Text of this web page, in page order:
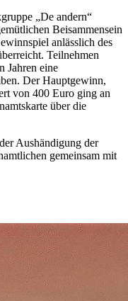
„De andern“
Beisammensein
anlässlich des
Teilnehmen
Jahren eine
Der Hauptgewinn,
von 400 Euro ging an
über die
Aushändigung der
gemeinsam mit